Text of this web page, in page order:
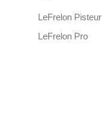
LeFrelon Pisteur
LeFrelon Pro